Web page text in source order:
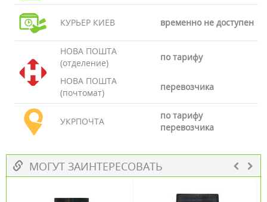
КУРЬЕР КИЕВ временно не доступен
НОВА ПОШТА
(отделение)
по тарифу
НОВА ПОШТА
(почтомат)
перевозчика
УКРПОЧТА
по тарифу
перевозчика
МОГУТ ЗАИНТЕРЕСОВАТЬ